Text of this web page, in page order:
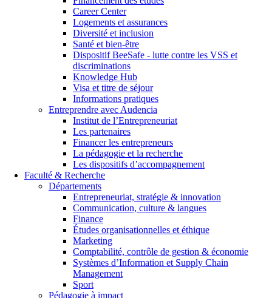
Career Center
Logements et assurances
Diversité et inclusion
Santé et bien-être
Dispositif BeeSafe - lutte contre les VSS et
discriminations
Knowledge Hub
Visa et titre de séjour
Informations pratiques
Entreprendre avec Audencia
Institut de l’Entrepreneuriat
Les partenaires
Financer les entrepreneurs
La pédagogie et la recherche
Les dispositifs d’accompagnement
Faculté & Recherche
Départements
Entrepreneuriat, stratégie & innovation
Communication, culture & langues
Finance
Études organisationnelles et éthique
Marketing
Comptabilité, contrôle de gestion & économie
Systèmes d’Information et Supply Chain
Management
Sport
Pédagogie à impact